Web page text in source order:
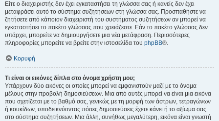
Είτε ο διαχειριστής δεν έχει εγκαταστήσει τη γλώσσα σας ή κανείς δεν έχει
μεταφράσει αυτό το σύστημα συζητήσεων στη γλώσσα σας. Προσπαθήστε να
ζητήσετε από κάποιον διαχειριστή του συστήματος συζητήσεων αν μπορεί να
εγκαταστήσει το πακέτο γλώσσας που χρειάζεστε. Εάν το πακέτο γλώσσας δεν
υπάρχει, μπορείτε να δημιουργήσετε μια νέα μετάφραση. Περισσότερες
πληροφορίες μπορείτε να βρείτε στην ιστοσελίδα του phpBB®.
Κορυφή
Τι είναι οι εικόνες δίπλα στο όνομα χρήστη μου;
Υπάρχουν δύο εικόνες οι οποίες μπορεί να εμφανιστούν μαζί με το όνομα
μέλους στην προβολή δημοσιεύσεων. Μια από αυτές μπορεί να είναι μια εικόνα
που σχετίζεται με το βαθμό σας, γενικώς με τη μορφή των άστρων, τετραγώνων
ή κουκίδων, υποδεικνύοντας πόσες δημοσιεύσεις έχετε κάνει ή το αξίωμα σας
στο σύστημα συζητήσεων. Μια άλλη, συνήθως μεγαλύτερη, εικόνα είναι γνωστή